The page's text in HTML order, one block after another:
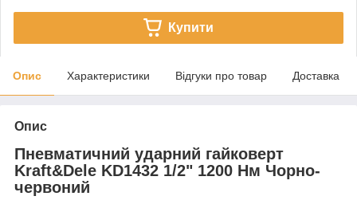
Купити
Опис Характеристики Відгуки про товар Доставка
Опис
Пневматичний ударний гайковерт
Kraft&Dele KD1432 1/2" 1200 Нм Чорно-
червоний